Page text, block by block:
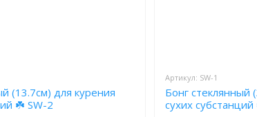
(13.7см) для курения
☘️ SW-2
Артикул: SW-1
Бонг стеклянный
сухих